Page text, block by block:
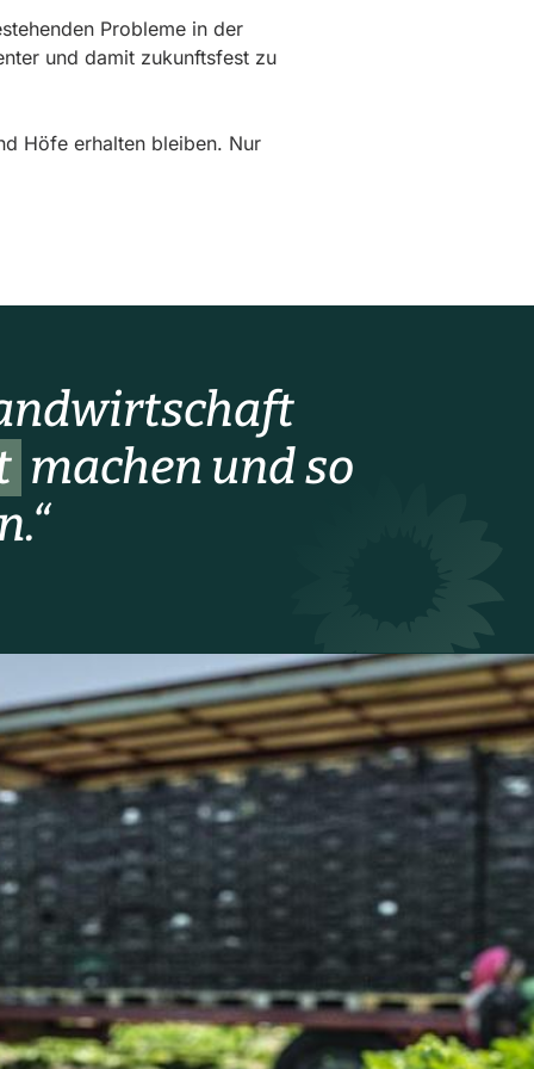
Probleme in der
und damit zukunftsfest zu
Höfe erhalten bleiben. Nur
machen und so